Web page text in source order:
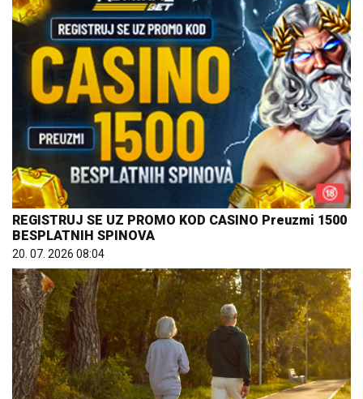
REGISTRUJ SE UZ PROMO KOD CASINO Preuzmi 1500
BESPLATNIH SPINOVA
20. 07. 2026 08:04